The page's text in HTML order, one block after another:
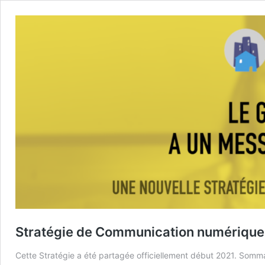
Stratégie de Communication
Cette Stratégie a été partagée officiellement début 2021.